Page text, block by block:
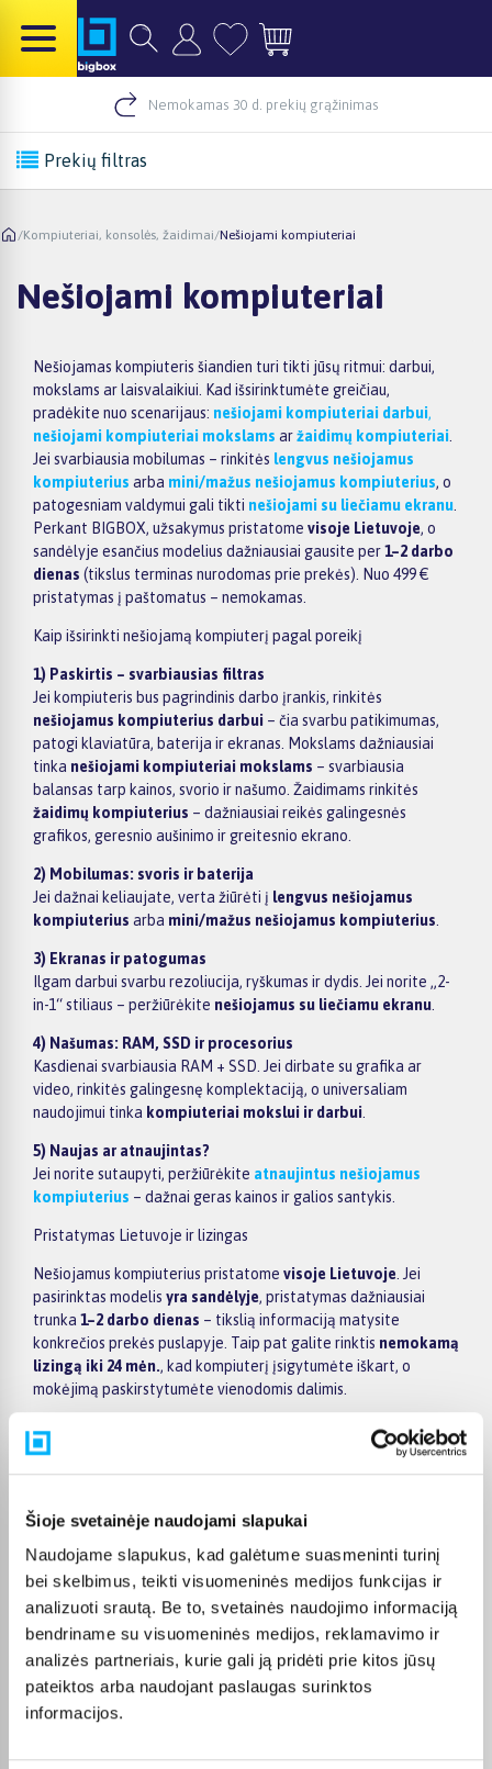
Šioje svetainėje naudojami slapukai
Naudojame slapukus, kad galėtume suasmeninti turinį
bei skelbimus, teikti visuomeninės medijos funkcijas ir
analizuoti srautą. Be to, svetainės naudojimo informaciją
bendriname su visuomeninės medijos, reklamavimo ir
analizės partneriais, kurie gali ją pridėti prie kitos jūsų
pateiktos arba naudojant paslaugas surinktos
informacijos.
Nemokamas 30 d. prekių grąžinimas
Prekių filtras
/Kompiuteriai, konsolės, žaidimai/Nešiojami kompiuteriai
Nešiojami kompiuteriai
Nešiojamas kompiuteris šiandien turi tikti jūsų ritmui: darbui,
mokslams ar laisvalaikiui. Kad išsirinktumėte greičiau,
pradėkite nuo scenarijaus: nešiojami kompiuteriai darbui,
nešiojami kompiuteriai mokslams aržaidimų kompiuteriai
Jei svarbiausia mobilumas – rinkitės lengvus nešiojamus
kompiuterius arba mini/mažus nešiojamus kompiuterius, o
patogesniam valdymui gali tikti nešiojami su liečiamu ekranu
Perkant BIGBOX, užsakymus pristatome visoje Lietuvoje, o
sandėlyje esančius modelius dažniausiai gausite per1–2 darbo
dienas (tikslus terminas nurodomas prie prekės). Nuo 499 €
pristatymas į paštomatus – nemokamas.
Kaip išsirinkti nešiojamą kompiuterį pagal poreikį
1) Paskirtis – svarbiausias filtras
Jei kompiuteris bus pagrindinis darbo įrankis, rinkitės
nešiojamus kompiuterius darbui – čia svarbu patikimumas,
patogi klaviatūra, baterija ir ekranas. Mokslams dažniausiai
tinka nešiojami kompiuteriai mokslams – svarbiausia
balansas tarp kainos, svorio ir našumo. Žaidimams rinkitės
žaidimų kompiuterius – dažniausiai reikės galingesnės
grafikos, geresnio aušinimo ir greitesnio ekrano.
2) Mobilumas: svoris ir baterija
Jei dažnai keliaujate, verta žiūrėti į lengvus nešiojamus
kompiuterius arba mini/mažus nešiojamus kompiuterius
3) Ekranas ir patogumas
Ilgam darbui svarbu rezoliucija, ryškumas ir dydis. Jei norite „2-
in-1“ stiliaus – peržiūrėkite nešiojamus su liečiamu ekranu
4) Našumas: RAM, SSD ir procesorius
Kasdienai svarbiausia RAM + SSD. Jei dirbate su grafika ar
video, rinkitės galingesnę komplektaciją, o universaliam
naudojimui tinka kompiuteriai mokslui ir darbui
5) Naujas ar atnaujintas?
Jei norite sutaupyti, peržiūrėkite atnaujintus nešiojamus
kompiuterius – dažnai geras kainos ir galios santykis.
Pristatymas Lietuvoje ir lizingas
Nešiojamus kompiuterius pristatome visoje Lietuvoje . Jei
pasirinktas modelis yra sandėlyje, pristatymas dažniausiai
trunka 1–2 darbo dienas – tikslią informaciją matysite
konkrečios prekės puslapyje. Taip pat galite rinktis nemokamą
lizingą iki 24 mėn., kad kompiuterį įsigytumėte iškart, o
mokėjimą paskirstytumėte vienodomis dalimis.
Populiarūs gamintojai
DELL
Acer MSI, o AI funkcijų ieškantiems –
Pirkėjų atsiliepimai apie prekes
Jaunius P.
Geras kompiuteris mokslams, kokybiškas korpusas ir ekranas